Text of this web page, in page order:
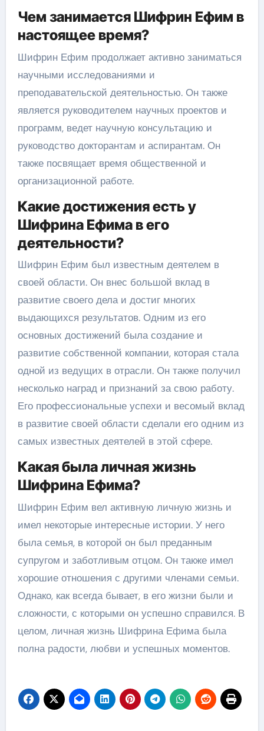
Чем занимается Шифрин Ефим в
настоящее время?
Шифрин Ефим продолжает активно заниматься
научными исследованиями и
преподавательской деятельностью. Он также
является руководителем научных проектов и
программ, ведет научную консультацию и
руководство докторантам и аспирантам. Он
также посвящает время общественной и
организационной работе.
Какие достижения есть у
Шифрина Ефима в его
деятельности?
Шифрин Ефим был известным деятелем в
своей области. Он внес большой вклад в
развитие своего дела и достиг многих
выдающихся результатов. Одним из его
основных достижений была создание и
развитие собственной компании, которая стала
одной из ведущих в отрасли. Он также получил
несколько наград и признаний за свою работу.
Его профессиональные успехи и весомый вклад
в развитие своей области сделали его одним из
самых известных деятелей в этой сфере.
Какая была личная жизнь
Шифрина Ефима?
Шифрин Ефим вел активную личную жизнь и
имел некоторые интересные истории. У него
была семья, в которой он был преданным
супругом и заботливым отцом. Он также имел
хорошие отношения с другими членами семьи.
Однако, как всегда бывает, в его жизни были и
сложности, с которыми он успешно справился. В
целом, личная жизнь Шифрина Ефима была
полна радости, любви и успешных моментов.